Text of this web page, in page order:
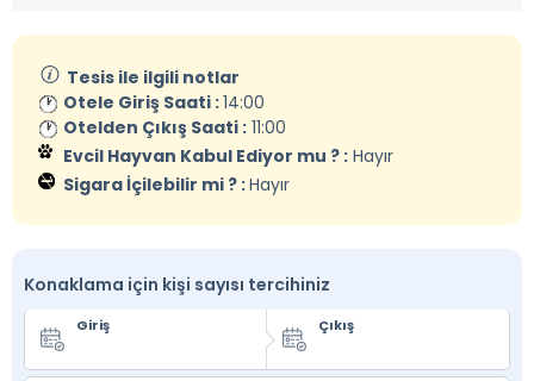
Tesis ile ilgili notlar
Otele Giriş Saati :14:00
Otelden Çıkış Saati : 11:00
Evcil Hayvan Kabul Ediyor mu ? : Hayır
Sigara İçilebilir mi ? :Hayır
Konaklama için kişi sayısı tercihiniz
Giriş Çıkış